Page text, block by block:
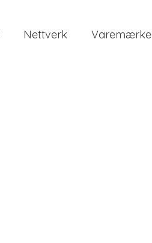
Nettverk Varemærke